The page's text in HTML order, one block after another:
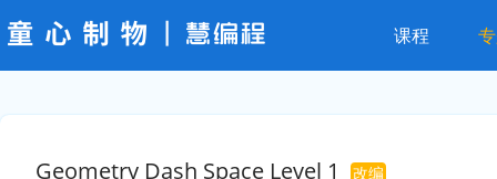
课程
Geometry Dash Space Level 1
改编